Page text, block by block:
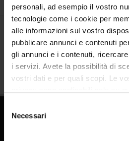
personali, ad esempio il vostro
tecnologie come i cookie per
alle informazioni sul vostro
pubblicare annunci e contenuti
gli annunci e i contenuti,
i servizi. Avete la possibilità di
vostri dati e per quali scopi. Le
modificare o revocare il proprio
momento dalla Dichiarazione
delNecessari
Condividi